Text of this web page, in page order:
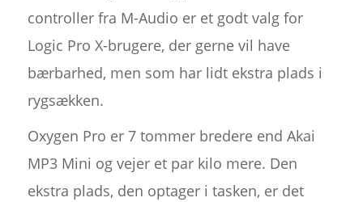
controller fra M-Audio er et godt valg for
Logic Pro X-brugere, der gerne vil have
bærbarhed, men som har lidt ekstra plads i
rygsækken.
Oxygen Pro er 7 tommer bredere end Akai
MP3 Mini og vejer et par kilo mere. Den
ekstra plads, den optager i tasken, er det